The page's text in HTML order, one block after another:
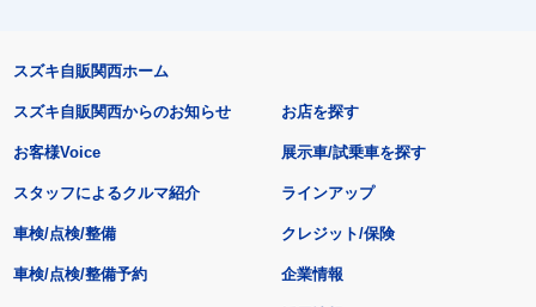
スズキ自販関西ホーム
スズキ自販関西からのお知らせ
お客様Voice
スタッフによるクルマ紹介
お店を探す
展示車/試乗車を探す
ラインアップ
車検/点検/整備 クレジット/保険
車検/点検/整備予約 企業情報